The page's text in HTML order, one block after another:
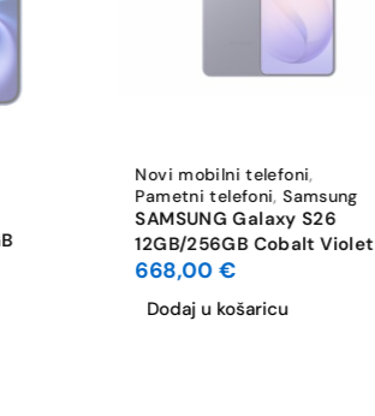
Bluetooth 5.4
Wi-Fi 6: 802.11ax
Novi mobilni telefoni,
Pametni telefoni,Samsung
SAMSUNG Galaxy S26
12GB/256GB Cobalt Violet
668,00€
Dodaj u košaricu